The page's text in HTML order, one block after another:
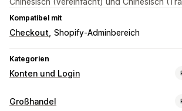
Kompatibel mit
Checkout Shopify-Adminbereich
Kategorien
Konten und Login
Kunden-Logins
Großhandel